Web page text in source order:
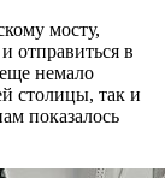
мосту,
отправиться в
немало
столицы, так и
показалось